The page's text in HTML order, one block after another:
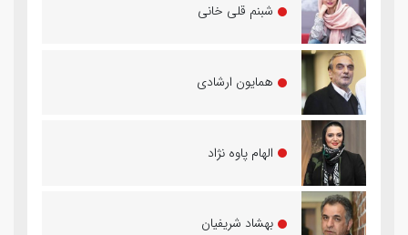
شبنم قلی خانی
همایون ارشادی
الهام پاوه‌ نژاد
بهشاد شریفیان